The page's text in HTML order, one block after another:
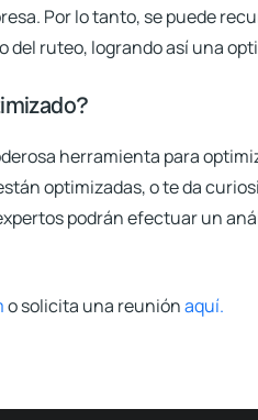
Por lo tanto, se puede
del ruteo, logrando así una
herramienta para
optimizadas, o te da
podrán efectuar un
o solicita una reuniónaquí.